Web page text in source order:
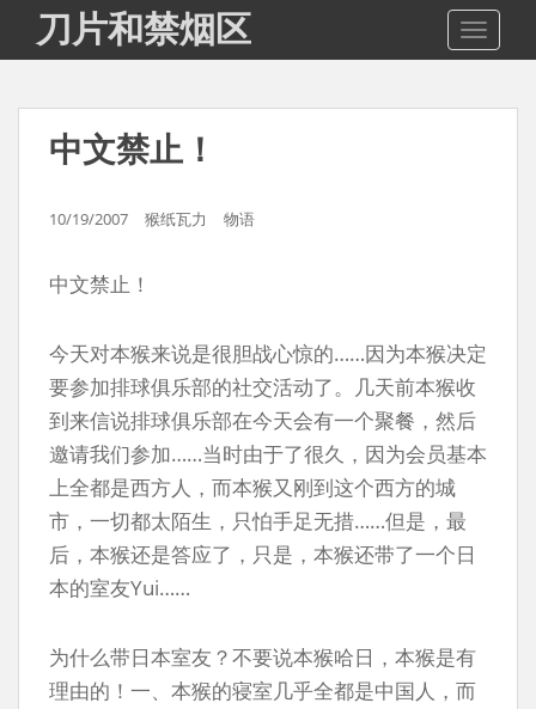
i
刀片和禁烟区
中文禁止！
10/19/2007 猴纸瓦力 物语
中文禁止！
今天对本猴来说是很胆战心惊的……因为本猴决定
要参加排球俱乐部的社交活动了。几天前本猴收
到来信说排球俱乐部在今天会有一个聚餐，然后
邀请我们参加……当时由于了很久，因为会员基本
上全都是西方人，而本猴又刚到这个西方的城
市，一切都太陌生，只怕手足无措……但是，最
后，本猴还是答应了，只是，本猴还带了一个日
本的室友Yui……
为什么带日本室友？不要说本猴哈日，本猴是有
理由的！一、本猴的寝室几乎全都是中国人，而